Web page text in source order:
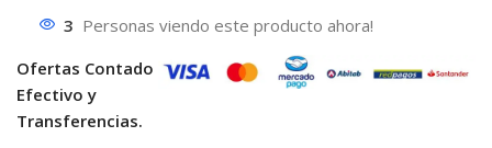
3 Personas viendo este producto ahora!
Ofertas Contado
Efectivo y
Transferencias.